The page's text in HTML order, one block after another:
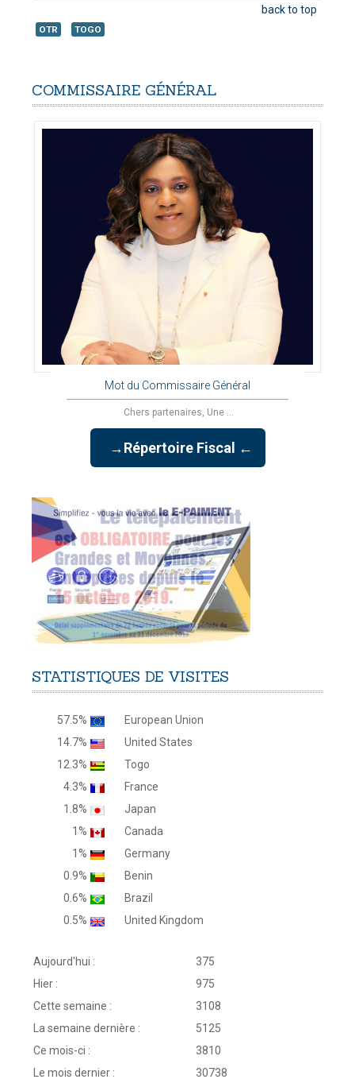
back to top
OTR TOGO
COMMISSAIRE GÉNÉRAL
Mot du Commissaire Général
Chers partenaires, Une ...
→Répertoire Fiscal ←
STATISTIQUES DE VISITES
57.5%
European Union
14.7%
United States
12.3%
Togo
4.3%
France
1.8%
Japan
1%
Canada
1%
Germany
0.9%
Benin
0.6%
Brazil
0.5%
United Kingdom
Aujourd'hui :
375
Hier :
975
Cette semaine :
3108
La semaine dernière :
5125
Ce mois-ci :
3810
Le mois dernier :
30738